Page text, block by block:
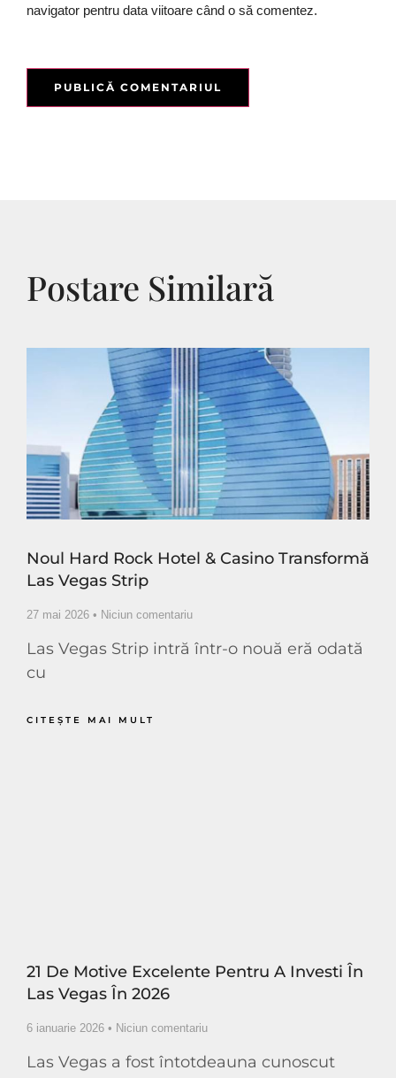
navigator pentru data viitoare când o să comentez.
Postare Similară
Noul Hard Rock Hotel & Casino Transformă
Las Vegas Strip
27 mai 2026 Niciun comentariu
Las Vegas Strip intră într-o nouă eră odată
cu
CITEŞTE MAI MULT
21 De Motive Excelente Pentru A Investi În
Las Vegas În 2026
6 ianuarie 2026 Niciun comentariu
Las Vegas a fost întotdeauna cunoscut